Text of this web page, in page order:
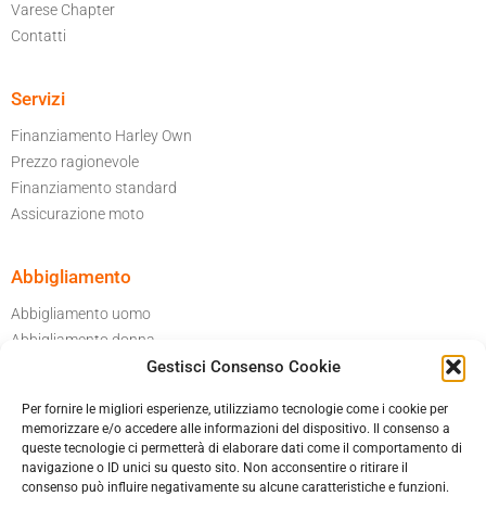
Gestisci Consenso Cookie
Per fornire le migliori esperienze, utilizziamo tecnologie come i cookie per
memorizzare e/o accedere alle informazioni del dispositivo. Il consenso a
queste tecnologie ci permetterà di elaborare dati come il comportamento di
navigazione o ID unici su questo sito. Non acconsentire o ritirare il
consenso può influire negativamente su alcune caratteristiche e funzioni.
Varese Chapter
Contatti
Servizi
Finanziamento Harley Own
Prezzo ragionevole
Finanziamento standard
Assicurazione moto
Abbigliamento
Abbigliamento uomo
Abbigliamento donna
Caschi
Informatica privacy